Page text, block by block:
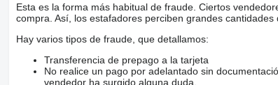
Esta es la forma más habitual de fraude. Ciertos
compra. Así, los estafadores perciben grandes
Hay varios tipos de fraude, que detallamos:
Transferencia de prepago a la tarjeta
No realice un pago por adelantado sin
vendedor ha surgido alguna duda.